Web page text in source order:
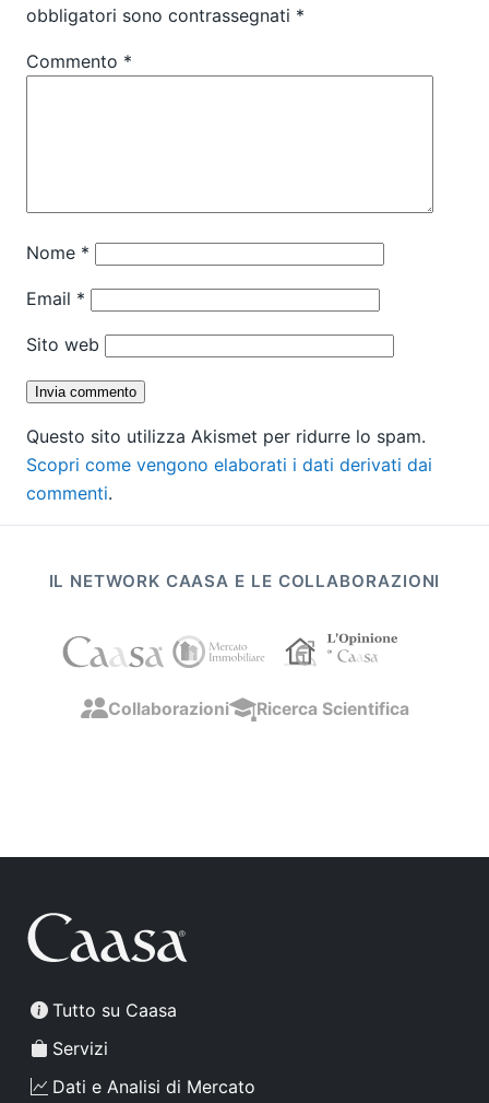
obbligatori sono contrassegnati *
Commento *
Nome *
Email *
Sito web
Questo sito utilizza Akismet per ridurre lo spam.
Scopri come vengono elaborati i dati derivati dai
commenti.
IL NETWORK CAASA E LE COLLABORAZIONI
Collaborazioni Ricerca Scientifica
Tutto su Caasa
Servizi
Dati e Analisi di Mercato